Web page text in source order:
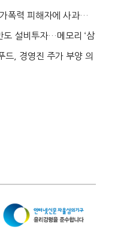
문 연 ...
폭력 피해자에 사과…
진...
도 설비투자…메모리 ‘삼
드, 경영진 주가 부양 의